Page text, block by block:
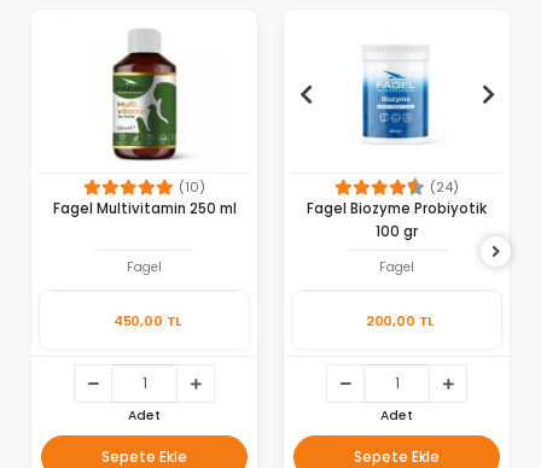
(10)
Fagel Multivitamin 250 ml
Fagel
450,00 TL
Adet
Sepete Ekle
(24)
Fagel Biozyme Probiyotik
100 gr
Fagel
200,00 TL
Adet
Sepete Ekle